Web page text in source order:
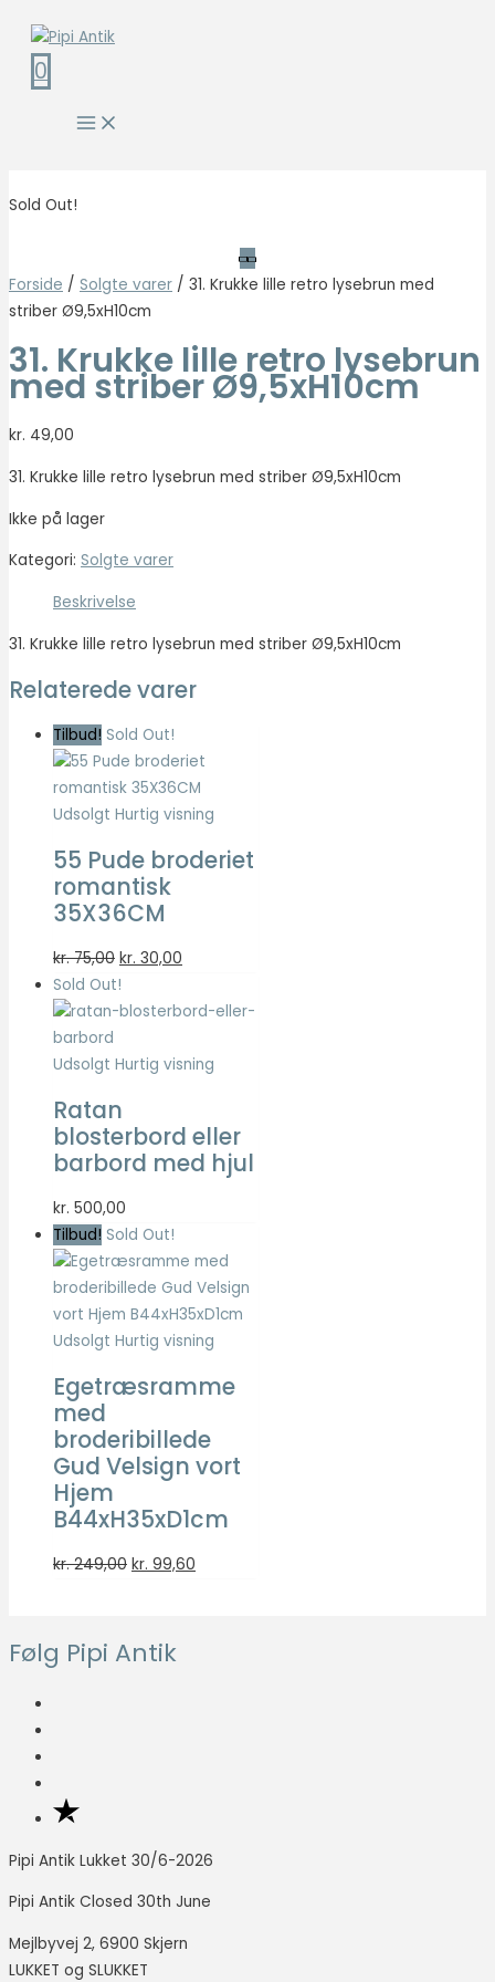
indholdet
0
Main
Menu
Sold Out!
Forside / Solgte varer / 31. Krukke lille retro lysebrun med
striber Ø9,5xH10cm
31. Krukke lille retro lysebrun
med striber Ø9,5xH10cm
kr. 49,00
31. Krukke lille retro lysebrun med striber Ø9,5xH10cm
Ikke på lager
Kategori: Solgte varer
Beskrivelse
31. Krukke lille retro lysebrun med striber Ø9,5xH10cm
Relaterede varer
Tilbud! Sold Out!
Udsolgt Hurtig visning
55 Pude broderiet
romantisk
35X36CM
kr.75,00 Den
oprindelige
pris
kr. 75,00.
kr. 30,00
pris
kr. 30,00.
Sold Out!
Udsolgt Hurtig visning
Ratan
blosterbord eller
barbord med hjul
kr. 500,00
Tilbud! Sold Out!
Udsolgt Hurtig visning
Egetræsramme
med
broderibillede
Gud Velsign vort
Hjem
B44xH35xD1cm
kr.249,00 Den
var:
kr. 99,60
Følg Pipi Antik
Pipi Antik Lukket 30/6-2026
Pipi Antik Closed 30th June
Mejlbyvej 2, 6900 Skjern
LUKKET og SLUKKET
Nødvendig
Nødvendige
cookies hjælper
hjemmeside
aktivere
funktioner
såsom side-
navigation og
adgang til sikre
områder af
Hjemmesiden
kan ikke fungere
ordentligt uden
disse cookies.
Statistisk
cookies
hjælper
med at forstå,
hvordan de
besøgende
med
hjemmesider
ved at
indsamle og
rapportere
oplysninger
anonymt.
Oplevelse
For at vores
hjemmeside
skal fungere
så godt som
muligt under
Hvis du
del
fra
Marketing
Marketing
bruges til at
besøgende
websites.
Hensigten er